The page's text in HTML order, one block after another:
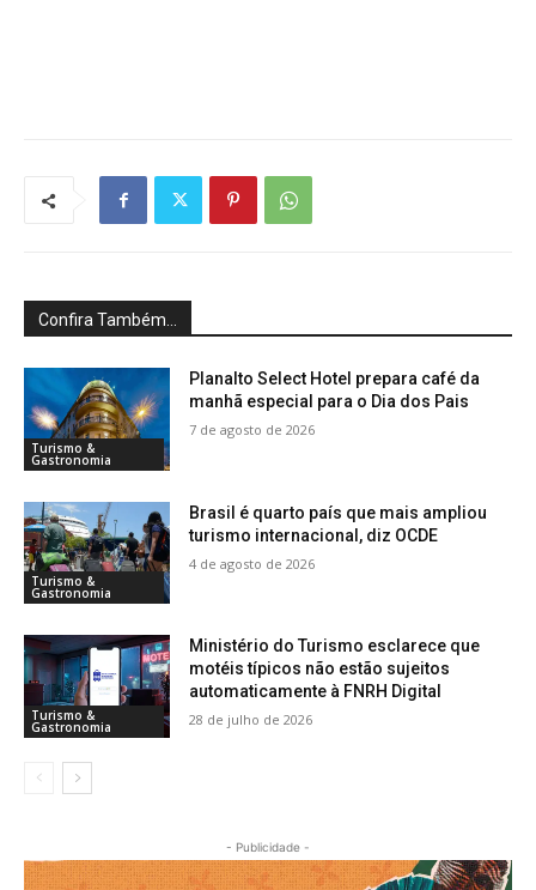
Confira Também...
Turismo &
Gastronomia
Planalto Select Hotel prepara café da
manhã especial para o Dia dos Pais
7 de agosto de 2026
Turismo &
Gastronomia
Brasil é quarto país que mais ampliou
turismo internacional, diz OCDE
4 de agosto de 2026
Turismo &
Gastronomia
Ministério do Turismo esclarece que
motéis típicos não estão sujeitos
automaticamente à FNRH Digital
28 de julho de 2026
- Publicidade -